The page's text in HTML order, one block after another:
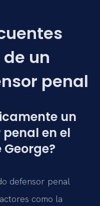
un
penal
un
en el
defensor penal
como la